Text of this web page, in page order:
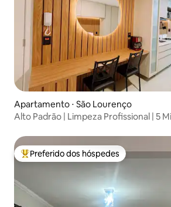
Apartamento ⋅ São Lourenço
Alto Padrão | Limpeza Profissional | 5
Entre os melhores preferidos dos
Preferido dos hóspedes